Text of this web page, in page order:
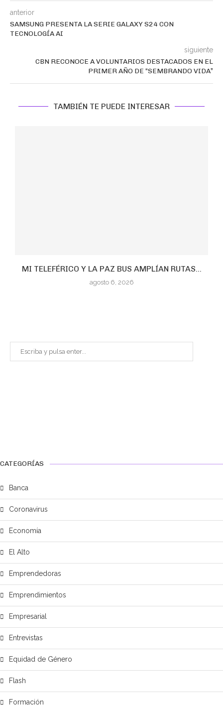
anterior
SAMSUNG PRESENTA LA SERIE GALAXY S24 CON
TECNOLOGÍA AI
siguiente
CBN RECONOCE A VOLUNTARIOS DESTACADOS EN EL
PRIMER AÑO DE “SEMBRANDO VIDA”
TAMBIÉN TE PUEDE INTERESAR
MI TELEFÉRICO Y LA PAZ BUS AMPLÍAN RUTAS...
agosto 6, 2026
CATEGORÍAS
Banca
Coronavirus
Economía
El Alto
Emprendedoras
Emprendimientos
Empresarial
Entrevistas
Equidad de Género
Flash
Formación